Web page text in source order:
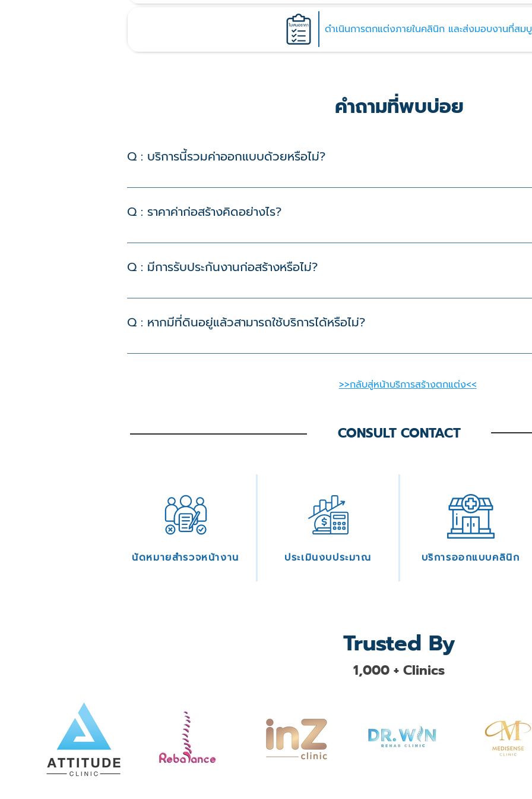
ดำเนินการตกแต่งภายในคลินิก และส่งมอบงานที่สม
คำถามที่พบบ่อย
Q : บริการนี้รวมค่าออกแบบด้วยหรือไม่?
A : แพ็คเกจ รับสร้างคลินิกครบวงจร ของเรารวมค่าบริการออกแบบทั้งหมดแล้วครับ ตั้งแต่การออกแบบ
Q : ราคาค่าก่อสร้างคิดอย่างไร?
A : ราคาจะขึ้นอยู่กับขนาดของคลินิก, ความซับซ้อนของดีไซน์ และวัสดุที่เลือกใช้ ซึ่งเราจะทำการประเมินร
Q : มีการรับประกันงานก่อสร้างหรือไม่?
A : มีครับ เรารับประกันคุณภาพงานก่อสร้างตามมาตรฐาน พร้อมทีมงานดูแลหลังการขายเพื่อให้คุณมั่นใ
Q : หากมีที่ดินอยู่แล้วสามารถใช้บริการได้หรือไม่?
A : ได้ครับ บริการของเราเหมาะสำหรับลูกค้าที่มีที่ดินอยู่แล้ว โดยเราจะเริ่มตั้งแต่ขั้นตอนการสำรวจพื้นที่
>>กลับสู่หน้าบริการสร้างตกแต่ง<<
CONSULT CONTACT
นัดหมายสำรวจหน้างาน ประเมินงบประมาณ บริการออกแบบคลินิก
Trusted By
1,000 + Clinics